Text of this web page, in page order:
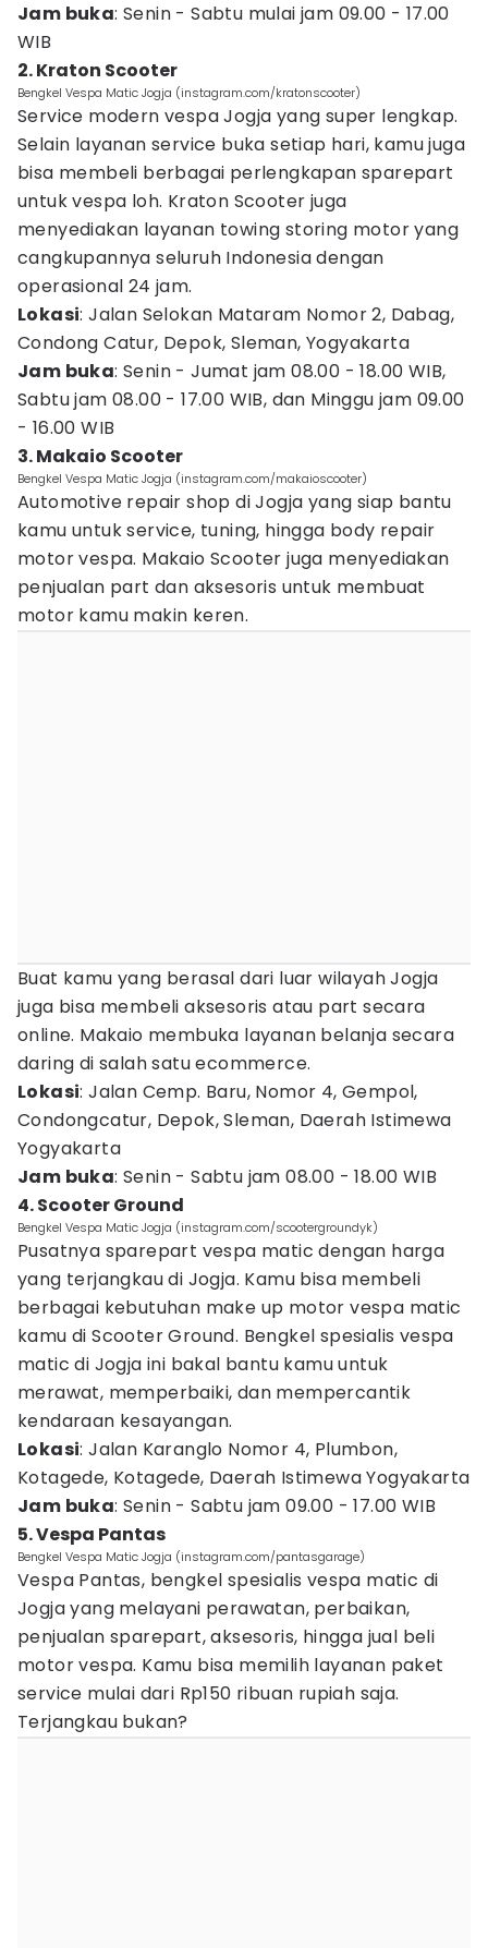
Jam buka: Senin - Sabtu mulai jam 09.00 - 17.00
WIB
2. Kraton Scooter
Bengkel Vespa Matic Jogja (instagram.com/kratonscooter)
Service modern vespa Jogja yang super lengkap.
Selain layanan service buka setiap hari, kamu juga
bisa membeli berbagai perlengkapan sparepart
untuk vespa loh. Kraton Scooter juga
menyediakan layanan towing storing motor yang
cangkupannya seluruh Indonesia dengan
operasional 24 jam.
Lokasi: Jalan Selokan Mataram Nomor 2, Dabag,
Condong Catur, Depok, Sleman, Yogyakarta
Jam buka: Senin - Jumat jam 08.00 - 18.00 WIB,
Sabtu jam 08.00 - 17.00 WIB, dan Minggu jam 09.00
- 16.00 WIB
3. Makaio Scooter
Bengkel Vespa Matic Jogja (instagram.com/makaioscooter)
Automotive repair shop di Jogja yang siap bantu
kamu untuk service, tuning, hingga body repair
motor vespa. Makaio Scooter juga menyediakan
penjualan part dan aksesoris untuk membuat
motor kamu makin keren.
Buat kamu yang berasal dari luar wilayah Jogja
juga bisa membeli aksesoris atau part secara
online. Makaio membuka layanan belanja secara
daring di salah satu ecommerce.
Lokasi: Jalan Cemp. Baru, Nomor 4, Gempol,
Condongcatur, Depok, Sleman, Daerah Istimewa
Yogyakarta
Jam buka: Senin - Sabtu jam 08.00 - 18.00 WIB
4. Scooter Ground
Bengkel Vespa Matic Jogja (instagram.com/scootergroundyk)
Pusatnya sparepart vespa matic dengan harga
yang terjangkau di Jogja. Kamu bisa membeli
berbagai kebutuhan make up motor vespa matic
kamu di Scooter Ground. Bengkel spesialis vespa
matic di Jogja ini bakal bantu kamu untuk
merawat, memperbaiki, dan mempercantik
kendaraan kesayangan.
Lokasi: Jalan Karanglo Nomor 4, Plumbon,
Kotagede, Kotagede, Daerah Istimewa Yogyakarta
Jam buka: Senin - Sabtu jam 09.00 - 17.00 WIB
5. Vespa Pantas
Bengkel Vespa Matic Jogja (instagram.com/pantasgarage)
Vespa Pantas, bengkel spesialis vespa matic di
Jogja yang melayani perawatan, perbaikan,
penjualan sparepart, aksesoris, hingga jual beli
motor vespa. Kamu bisa memilih layanan paket
service mulai dari Rp150 ribuan rupiah saja.
Terjangkau bukan?